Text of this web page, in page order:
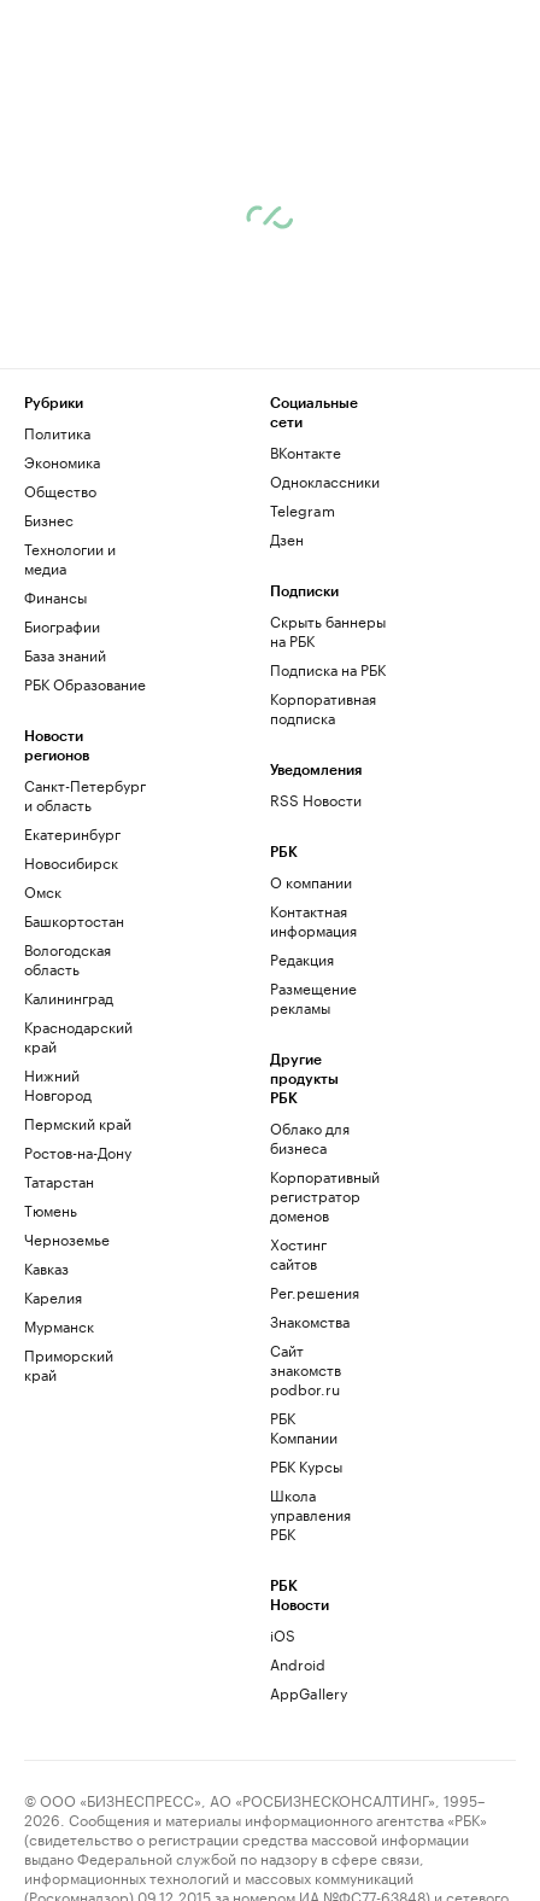
Рубрики
Политика
Экономика
Общество
Бизнес
Технологии и
медиа
Финансы
Биографии
База знаний
РБК Образование
Новости
регионов
Санкт-Петербург
и область
Екатеринбург
Новосибирск
Омск
Башкортостан
Вологодская
область
Калининград
Краснодарский
край
Нижний
Новгород
Пермский край
Ростов-на-Дону
Татарстан
Тюмень
Черноземье
Кавказ
Карелия
Мурманск
Приморский
край
Социальные
сети
ВКонтакте
Одноклассники
Telegram
Дзен
Подписки
Скрыть баннеры
на РБК
Подписка на РБК
Корпоративная
подписка
Уведомления
RSS Новости
РБК
О компании
Контактная
информация
Редакция
Размещение
рекламы
Другие
продукты
РБК
Облако для
бизнеса
Корпоративный
регистратор
доменов
Хостинг
сайтов
Рег.решения
Знакомства
Сайт
знакомств
podbor.ru
РБК
Компании
РБК Курсы
Школа
управления
РБК
РБК
Новости
iOS
Android
AppGallery
© ООО «БИЗНЕСПРЕСС», АО «РОСБИЗНЕСКОНСАЛТИНГ», 1995–
2026. Сообщения и материалы информационного агентства «РБК»
(свидетельство о регистрации средства массовой информации
выдано Федеральной службой по надзору в сфере связи,
информационных технологий и массовых коммуникаций
(Роскомнадзор) 09.12.2015 за номером ИА №ФС77-63848) и сетевого